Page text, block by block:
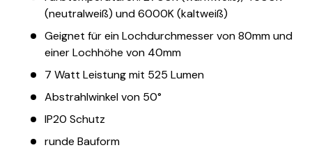
(neutralweiß) und 6000K (kaltweiß)
Geignet für ein Lochdurchmesser von 80mm und
einer Lochhöhe von 40mm
7 Watt Leistung mit 525 Lumen
Abstrahlwinkel von 50°
IP20 Schutz
runde Bauform